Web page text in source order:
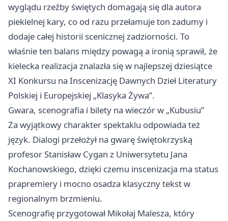
wyglądu rzeźby świętych domagają się dla autora
piekielnej kary, co od razu przełamuje ton zadumy i
dodaje całej historii scenicznej zadziorności. To
właśnie ten balans między powagą a ironią sprawił, że
kielecka realizacja znalazła się w najlepszej dziesiątce
XI Konkursu na Inscenizację Dawnych Dzieł Literatury
Polskiej i Europejskiej „Klasyka Żywa”.
Gwara, scenografia i bilety na wieczór w „Kubusiu”
Za wyjątkowy charakter spektaklu odpowiada też
język. Dialogi przełożył na gwarę świętokrzyską
profesor Stanisław Cygan z Uniwersytetu Jana
Kochanowskiego, dzięki czemu inscenizacja ma status
prapremiery i mocno osadza klasyczny tekst w
regionalnym brzmieniu.
Scenografię przygotował Mikołaj Malesza, który